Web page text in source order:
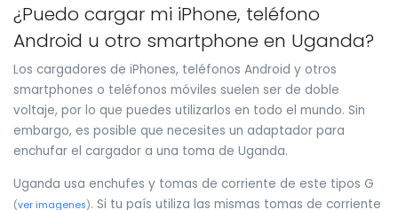
¿Puedo cargar mi iPhone, teléfono
Android u otro smartphone en Uganda?
Los cargadores de iPhones, teléfonos Android y otros
smartphones o teléfonos móviles suelen ser de doble
voltaje, por lo que puedes utilizarlos en todo el mundo. Sin
embargo, es posible que necesites un adaptador para
enchufar el cargador a una toma de Uganda.
Uganda usa enchufes y tomas de corriente de este tipos G
(ver imagenes). Si tu país utiliza las mismas tomas de corriente